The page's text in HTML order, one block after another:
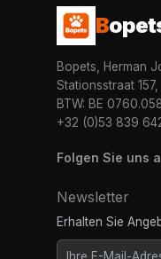
B
Bopets, Herman
Stationsstraat
BTW: BE
+32 (0)53 839
Folgen Sie uns
Newsletter
Erhalten Sie